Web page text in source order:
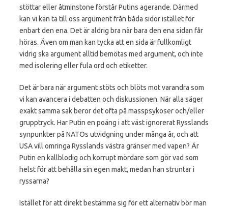
stöttar eller åtminstone förstår Putins agerande. Därmed
kan vi kan ta till oss argument från båda sidor istället för
enbart den ena. Det är aldrig bra när bara den ena sidan får
höras. Även om man kan tycka att en sida är fullkomligt
vidrig ska argument alltid bemötas med argument, och inte
med isolering eller fula ord och etiketter.
Det är bara när argument stöts och blöts mot varandra som
vi kan avancera i debatten och diskussionen. När alla säger
exakt samma sak beror det ofta på masspsykoser och/eller
grupptryck. Har Putin en poäng i att väst ignorerat Rysslands
synpunkter på NATOs utvidgning under många år, och att
USA vill omringa Rysslands västra gränser med vapen? Är
Putin en kallblodig och korrupt mördare som gör vad som
helst för att behålla sin egen makt, medan han struntar i
ryssarna?
Istället för att direkt bestämma sig för ett alternativ bör man